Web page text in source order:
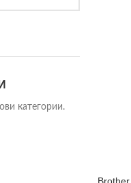
категории.